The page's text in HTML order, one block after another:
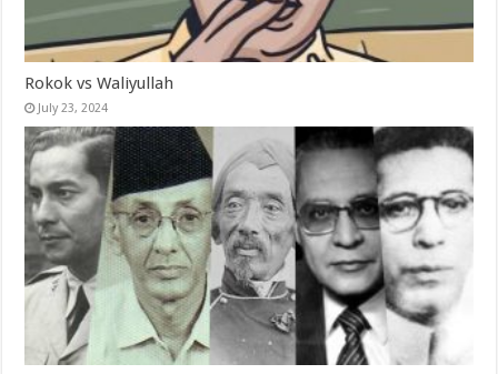
Rokok vs Waliyullah
July 23, 2024